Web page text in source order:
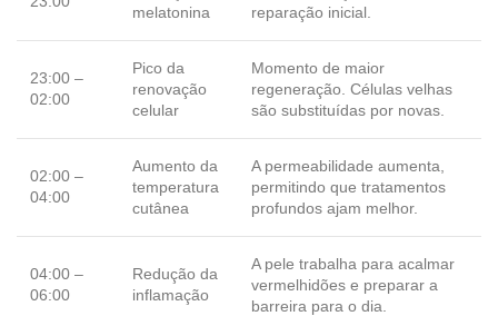
melatonina reparação inicial.
23:00 –
02:00
Pico da
renovação
celular
Momento de maior
regeneração. Células velhas
são substituídas por novas.
02:00 –
04:00
Aumento da
temperatura
cutânea
A permeabilidade aumenta,
permitindo que tratamentos
profundos ajam melhor.
04:00 –
06:00
Redução da
inflamação
A pele trabalha para acalmar
vermelhidões e preparar a
barreira para o dia.